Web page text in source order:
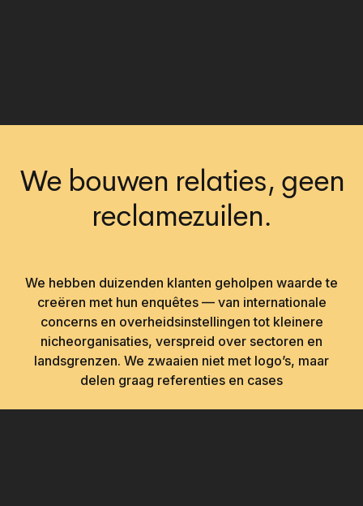
We bouwen relaties, geen
reclamezuilen.
We hebben duizenden klanten geholpen waarde te
creëren met hun enquêtes — van internationale
concerns en overheidsinstellingen tot kleinere
nicheorganisaties, verspreid over sectoren en
landsgrenzen. We zwaaien niet met logo’s, maar
delen graag referenties en cases